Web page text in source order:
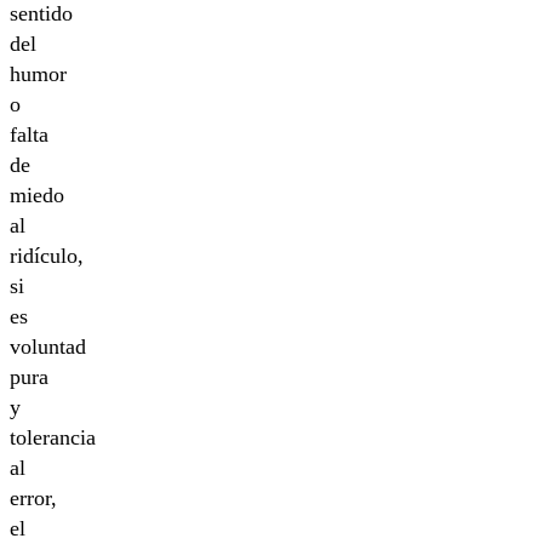
sentido
del
humor
o
falta
de
miedo
al
ridículo,
si
es
voluntad
pura
y
tolerancia
al
error,
el